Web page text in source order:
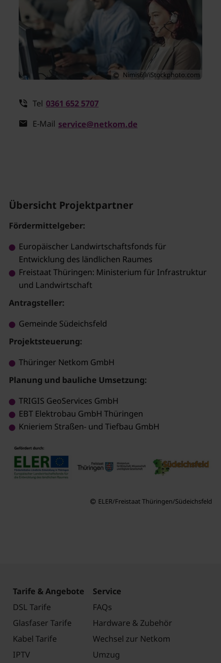
Nimis69/iStockphoto.com
Tel 0361 652 5707
E-Mail service@netkom.de
Übersicht Projektpartner
Fördermittelgeber:
Europäischer Landwirtschaftsfonds für
Entwicklung des ländlichen Raumes
Freistaat Thüringen: Ministerium für Infrastruktur
und Landwirtschaft
Antragsteller:
Gemeinde Südeichsfeld
Projektsteuerung:
Thüringer Netkom GmbH
Planung und bauliche Umsetzung:
TRIGIS GeoServices GmbH
EBT Elektrobau GmbH Thüringen
Knieriem Straßen- und Tiefbau GmbH
ELER/Freistaat Thüringen/Südeichsfeld
Tarife & Angebote
DSL Tarife
Glasfaser Tarife
Kabel Tarife
IPTV
Service
FAQs
Hardware & Zubehör
Wechsel zur Netkom
Umzug